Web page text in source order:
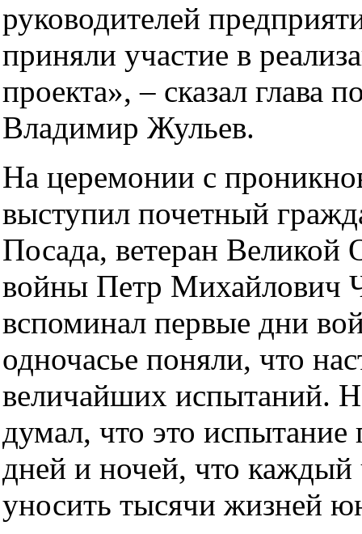
руководителей
приняли участие в
проекта», – сказал глава
Владимир Жульев.
На церемонии с
выступил почетный
Посада, ветеран Великой
войны Петр Михайлович
вспоминал первые дни
одночасье поняли, что
величайших испытаний.
думал, что это испытание
дней и ночей, что каждый
уносить тысячи жизней